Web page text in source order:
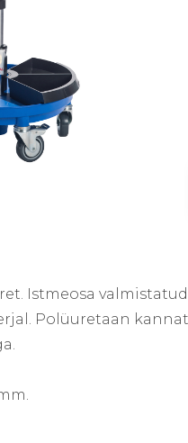
Istmeosa
Polüuretaan